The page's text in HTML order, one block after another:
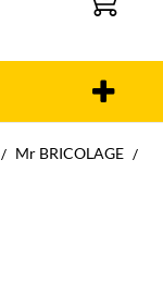
Mr BRICOLAGE